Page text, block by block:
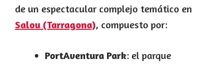
de un espectacular complejo temático en
Salou (Tarragona), compuesto por:
PortAventura Park: el parque